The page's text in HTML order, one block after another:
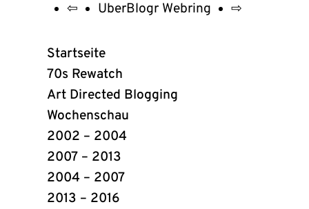
UberBlogr
Webring
Links
⇦ UberBlogr Webring ⇨
Startseite
70s Rewatch
Art Directed Blogging
Wochenschau
2002 – 2004
2007 – 2013
2004 – 2007
2013 – 2016